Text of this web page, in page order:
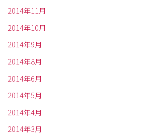
2014年11月
2014年10月
2014年9月
2014年8月
2014年6月
2014年5月
2014年4月
2014年3月